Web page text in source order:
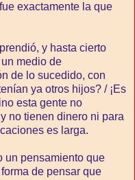
exactamente la que
y hasta cierto
medio de
de lo sucedido, con
ya otros hijos? / ¡Es
esta gente no
no tienen dinero ni para
es larga.
un pensamiento que
de pensar que